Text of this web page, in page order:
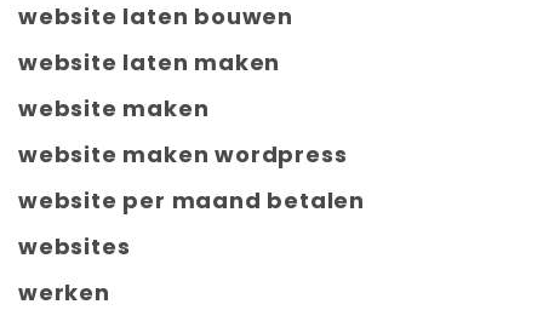
website laten bouwen
website laten maken
website maken
website maken wordpress
website per maand betalen
websites
werken